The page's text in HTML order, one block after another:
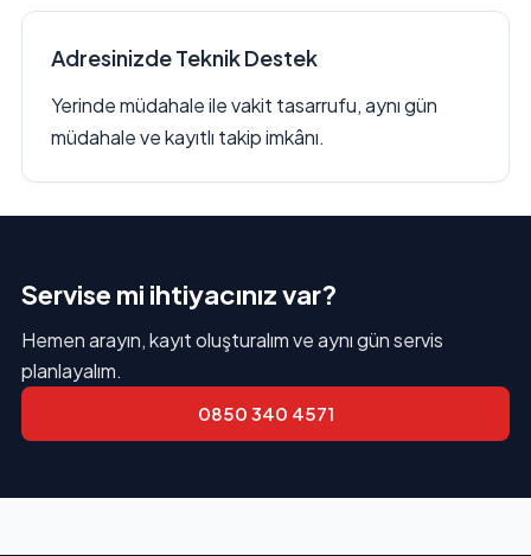
Adresinizde Teknik Destek
Yerinde müdahale ile vakit tasarrufu, aynı gün
müdahale ve kayıtlı takip imkânı.
Servise mi ihtiyacınız var?
Hemen arayın, kayıt oluşturalım ve aynı gün servis
planlayalım.
0850 340 4571